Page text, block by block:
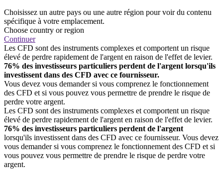
Choisissez un autre pays ou une autre région pour voir du contenu
spécifique à votre emplacement.
Choose country or region
Continuer
Les CFD sont des instruments complexes et comportent un risque
élevé de perdre rapidement de l'argent en raison de l'effet de levier.
76% des investisseurs particuliers perdent de l'argent lorsqu'ils
investissent dans des CFD avec ce fournisseur.
Vous devez vous demander si vous comprenez le fonctionnement
des CFD et si vous pouvez vous permettre de prendre le risque de
perdre votre argent.
Les CFD sont des instruments complexes et comportent un risque
élevé de perdre rapidement de l'argent en raison de l'effet de levier.
76% des investisseurs particuliers perdent de l'argent
lorsqu'ils investissent dans des CFD avec ce fournisseur. Vous devez
vous demander si vous comprenez le fonctionnement des CFD et si
vous pouvez vous permettre de prendre le risque de perdre votre
argent.